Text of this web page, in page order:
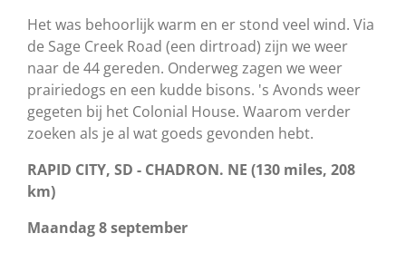
Het was behoorlijk warm en er stond veel wind. Via
de Sage Creek Road (een dirtroad) zijn we weer
naar de 44 gereden. Onderweg zagen we weer
prairiedogs en een kudde bisons. 's Avonds weer
gegeten bij het Colonial House. Waarom verder
zoeken als je al wat goeds gevonden hebt.
RAPID CITY, SD - CHADRON. NE (130 miles, 208
km)
Maandag 8 september